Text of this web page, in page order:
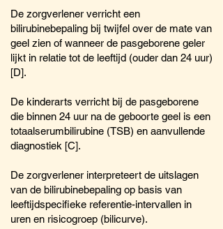
De zorgverlener verricht een
bilirubinebepaling bij twijfel over de mate van
geel zien of wanneer de pasgeborene geler
lijkt in relatie tot de leeftijd (ouder dan 24 uur)
[D].
De kinderarts verricht bij de pasgeborene
die binnen 24 uur na de geboorte geel is een
totaalserumbilirubine (TSB) en aanvullende
diagnostiek [C].
De zorgverlener interpreteert de uitslagen
van de bilirubinebepaling op basis van
leeftijdspecifieke referentie-intervallen in
uren en risicogroep (bilicurve).